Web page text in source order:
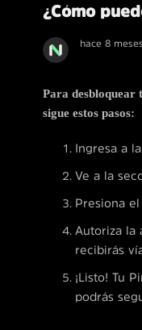
¿Cómo
hace 8 meses
Para desbloquear
sigue estos pasos:
Ingresa a
Ve a la
Presiona el
Autoriza la
recibirás
¡Listo! Tu
podrás